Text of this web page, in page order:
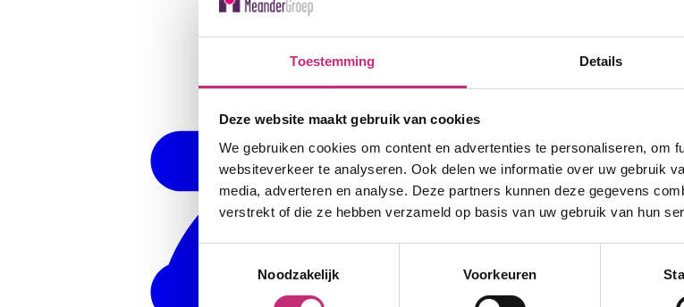
Toestemming Details
Deze website maakt gebruik van cookies
We gebruiken cookies om content en advertenties te personaliseren, om
websiteverkeer te analyseren. Ook delen we informatie over uw gebruik
media, adverteren en analyse. Deze partners kunnen deze gegevens
verstrekt of die ze hebben verzameld op basis van uw gebruik van hun
Noodzakelijk
Voorkeuren